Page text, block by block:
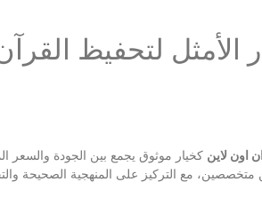
الأمثل لتحفيظ
اون لاين كخيار موثوق يجمع بين الجودة والسعر
مع التركيز على المنهجية الصحيحة